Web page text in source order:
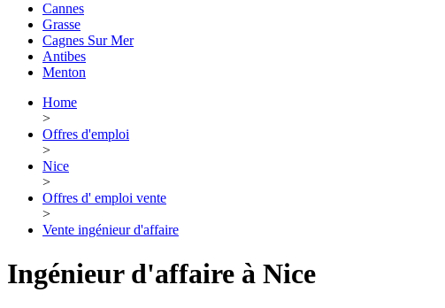
Cannes
Grasse
Cagnes Sur Mer
Antibes
Menton
Home
>
Offres d'emploi
>
Nice
>
Offres d' emploi vente
>
Vente ingénieur d'affaire
Ingénieur d'affaire à Nice